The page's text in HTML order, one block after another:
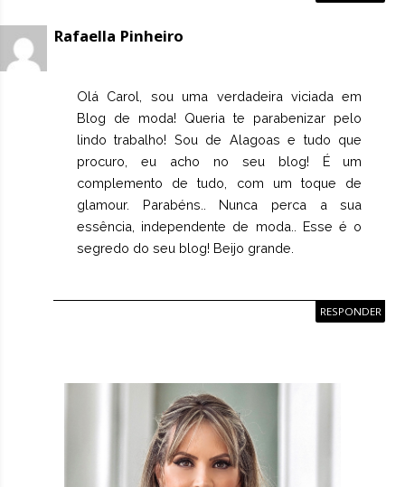
Rafaella Pinheiro
Olá Carol, sou uma verdadeira viciada em
Blog de moda! Queria te parabenizar pelo
lindo trabalho! Sou de Alagoas e tudo que
procuro, eu acho no seu blog! É um
complemento de tudo, com um toque de
glamour. Parabéns.. Nunca perca a sua
essência, independente de moda.. Esse é o
segredo do seu blog! Beijo grande.
RESPONDER